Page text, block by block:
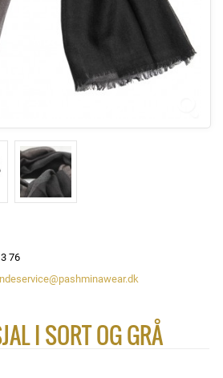
76
I SORT OG GRÅ